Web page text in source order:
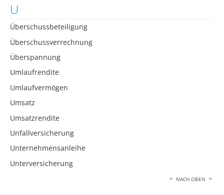
U
Überschussbeteiligung
Überschussverrechnung
Überspannung
Umlaufrendite
Umlaufvermögen
Umsatz
Umsatzrendite
Unfallversicherung
Unternehmensanleihe
Unterversicherung
NACH OBEN